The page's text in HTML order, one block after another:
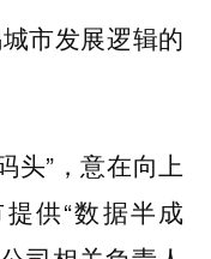
市发展逻辑的
头”，意在向上
供“数据半成